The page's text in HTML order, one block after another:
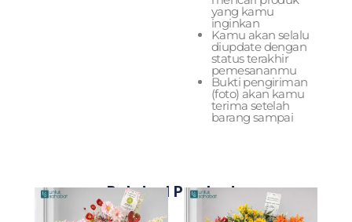
yang kamu
inginkan
Kamu akan selalu
diupdate dengan
status terakhir
pemesananmu
Bukti pengiriman
(foto) akan kamu
terima setelah
barang sampai
Related Products